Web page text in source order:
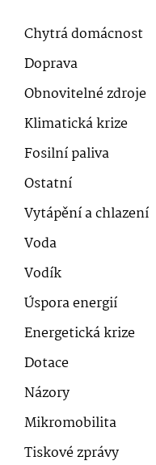
Chytrá domácnost
Doprava
Obnovitelné zdroje
Klimatická krize
Fosilní paliva
Ostatní
Vytápění a chlazení
Voda
Vodík
Úspora energií
Energetická krize
Dotace
Názory
Mikromobilita
Tiskové zprávy